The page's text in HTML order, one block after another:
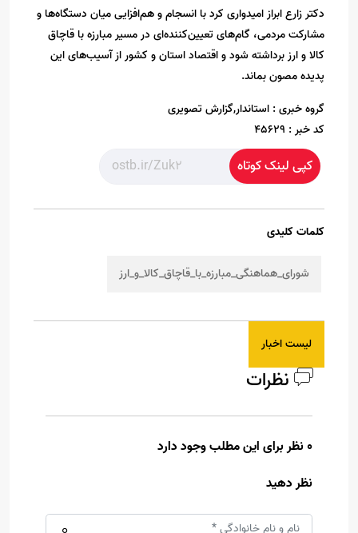
دکتر زارع ابراز امیدواری کرد با انسجام و هم‌افزایی میان دستگاه‌ها و
مشارکت مردمی، گام‌های تعیین‌کننده‌ای در مسیر مبارزه با قاچاق
کالا و ارز برداشته شود و اقتصاد استان و کشور از آسیب‌های این
پدیده مصون بماند.
گروه خبری : استاندار,گزارش تصویری
کد خبر : 45629
کپی لینک کوتاه
کلمات کلیدی
شورای_هماهنگی_مبارزه_با_قاچاق_کالا_و_ارز
لیست اخبار
نظرات
0 نظر برای این مطلب وجود دارد
نظر دهید